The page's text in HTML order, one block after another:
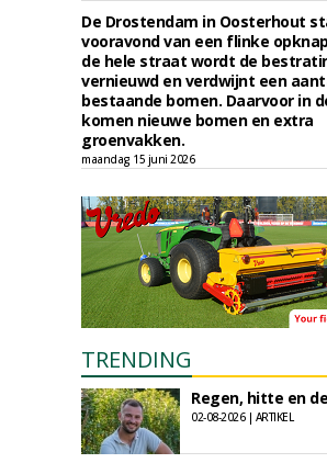
De Drostendam in Oosterhout
vooravond van een flinke
de hele straat wordt de
vernieuwd en verdwijnt een
bestaande bomen. Daarvoor in
komen nieuwe bomen en extra
groenvakken.
maandag 15 juni 2026
TRENDING
Regen, hitte en
02-08-2026 | ARTIKEL